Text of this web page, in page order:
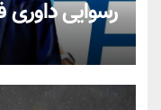
رسوایی داوری